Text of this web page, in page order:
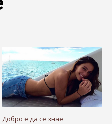
Добро е да се знае